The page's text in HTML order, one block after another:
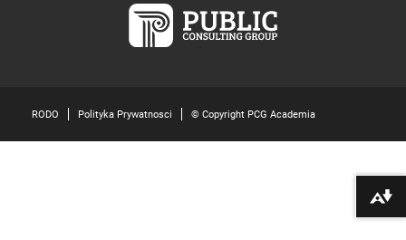
RODO Polityka Prywatnosci © Copyright PCG Academia
Pobierz